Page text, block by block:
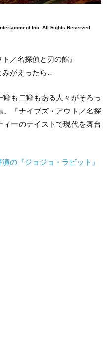
Inc. All Rights Reserved.
／名探偵と刃の館』
みがえったら…
も二癖もある人々がそろっ
『ナイブズ・アウト／名探
ーのテイストで現代を舞台
の『ジョジョ・ラビット』